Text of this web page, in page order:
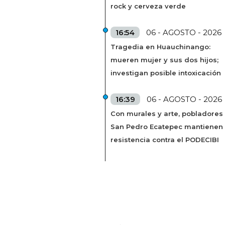
rock y cerveza verde
16:54 06 - AGOSTO - 2026
Tragedia en Huauchinango:
mueren mujer y sus dos hijos;
investigan posible intoxicación
16:39 06 - AGOSTO - 2026
Con murales y arte, pobladores
San Pedro Ecatepec mantienen
resistencia contra el PODECIBI